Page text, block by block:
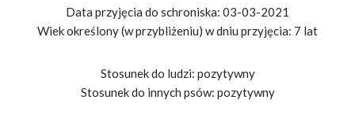
Data przyjęcia do schroniska: 03-03-2021
Wiek określony (w przybliżeniu) w dniu przyjęcia: 7 lat
Stosunek do ludzi: pozytywny
Stosunek do innych psów: pozytywny